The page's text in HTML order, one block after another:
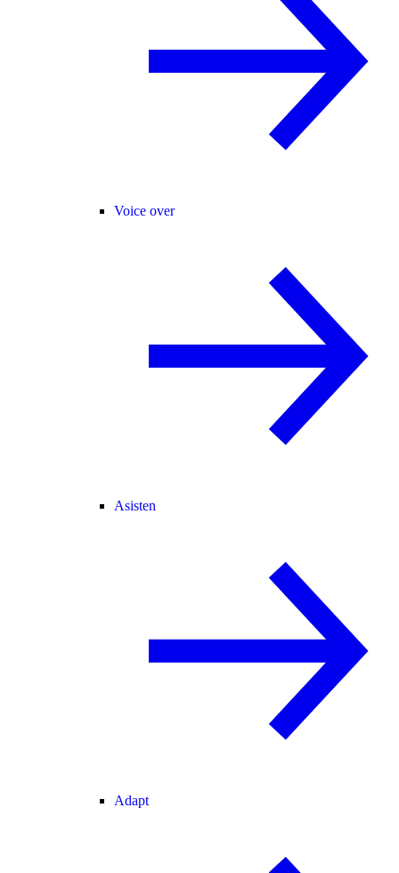
Voice over
Asisten
Adapt